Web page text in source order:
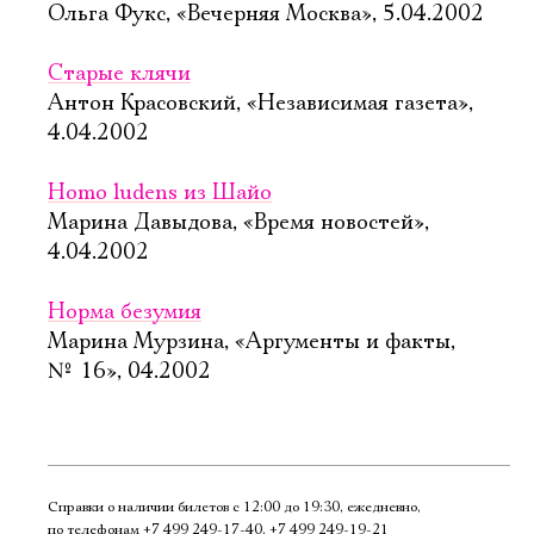
Ольга Фукс, «Вечерняя Москва», 5.04.2002
Старые клячи
Антон Красовский, «Независимая газета»,
4.04.2002
Homo ludens из Шайо
Марина Давыдова, «Время новостей»,
4.04.2002
Норма безумия
Марина Мурзина, «Аргументы и факты,
№ 16», 04.2002
Справки о наличии билетов с 12:00 до 19:30, ежедневно,
по телефонам +7 499 249‑17‑40, +7 499 249‑19‑21